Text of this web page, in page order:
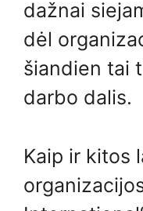
dažnai
dėl
šiandien tai
darbo dalis.
Kaip ir kitos